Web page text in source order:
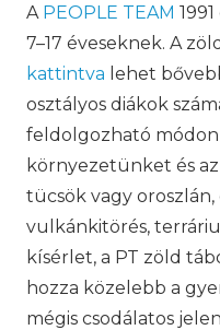
A PEOPLE TEAM
7–17 éveseknek. A
kattintva lehet
osztályos diákok
feldolgozható
környezetünket és
tücsök vagy oroszlán,
vulkánkitörés,
kísérlet, a PT zöld
hozza közelebb a
mégis csodálatos